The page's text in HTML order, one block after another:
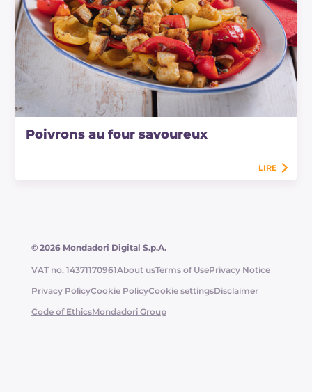
Poivrons au four savoureux
LIRE
© 2026 Mondadori Digital S.p.A.
VAT no. 14371170961About usTerms of UsePrivacy Notice
Privacy PolicyCookie PolicyCookie settingsDisclaimer
Code of EthicsMondadori Group